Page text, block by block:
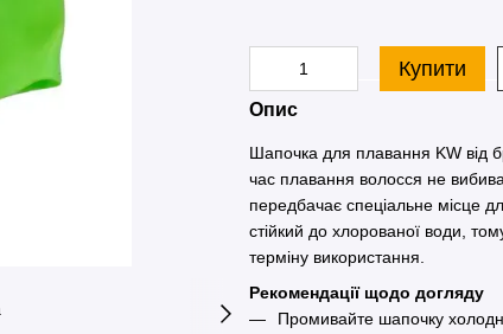
Купити
Опис
Шапочка для плавання KW від
час плавання волосся не
передбачає спеціальне місце
стійкий до хлорованої води,
терміну використання.
Рекомендації щодо догляду
Промивайте шапочку